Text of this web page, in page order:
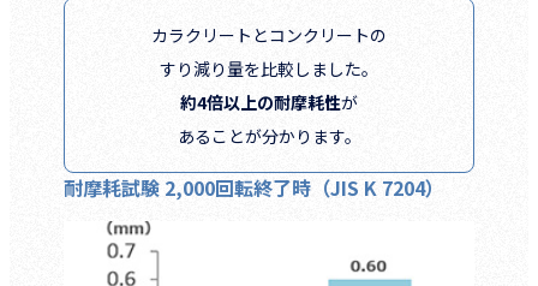
カラクリートとコンクリートの
すり減り量を比較しました。
約4倍以上の耐摩耗性が
あることが分かります。
耐摩耗試験 2,000回転終了時（JIS K 7204）